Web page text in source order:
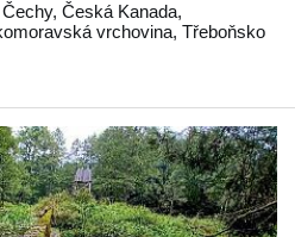
, Česká Kanada,
vrchovina, Třeboňsko